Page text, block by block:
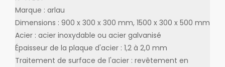
Marque : arlau
Dimensions : 900 x 300 x 300 mm, 1500 x 300 x 500 mm
Acier : acier inoxydable ou acier galvanisé
Épaisseur de la plaque d'acier : 1,2 à 2,0 mm
Traitement de surface de l'acier : revêtement en